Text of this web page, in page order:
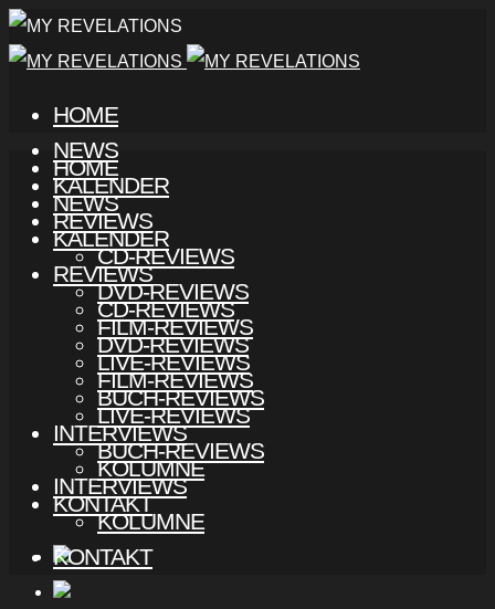
HOME
NEWS
KALENDER
REVIEWS
CD-REVIEWS
DVD-REVIEWS
FILM-REVIEWS
LIVE-REVIEWS
BUCH-REVIEWS
INTERVIEWS
KOLUMNE
KONTAKT
HOME
NEWS
KALENDER
REVIEWS
CD-REVIEWS
DVD-REVIEWS
FILM-REVIEWS
LIVE-REVIEWS
BUCH-REVIEWS
INTERVIEWS
KOLUMNE
KONTAKT